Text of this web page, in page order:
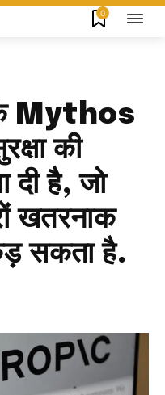
0
Mythos
की
दी है, जो
खतरनाक
सकता है.